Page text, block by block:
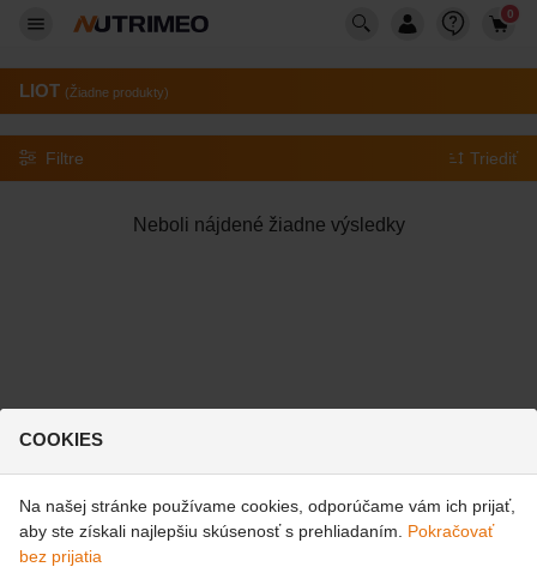
0
LIOT (Žiadne produkty)
Filtre Triediť
Neboli nájdené žiadne výsledky
podmienky |Staň sa našim zákazníkom|Cookies
COOKIES
Na našej stránke používame cookies, odporúčame vám ich prijať,
aby ste získali najlepšiu skúsenosť s prehliadaním.
Pokračovať
bez prijatia